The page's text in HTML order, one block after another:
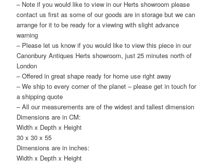
– Note if you would like to view in our Herts showroom please
contact us first as some of our goods are in storage but we can
arrange for it to be ready for a viewing with slight advance
warning
– Please let us know if you would like to view this piece in our
Canonbury Antiques Herts showroom, just 25 minutes north of
London
– Offered in great shape ready for home use right away
– We ship to every corner of the planet – please get in touch for
a shipping quote
– All our measurements are of the widest and tallest dimension
Dimensions are in CM:
Width x Depth x Height
30 x 30 x 55
Dimensions are in inches:
Width x Depth x Height